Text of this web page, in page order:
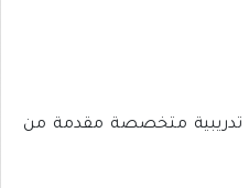
تدريبية متخصصة مقدمة من